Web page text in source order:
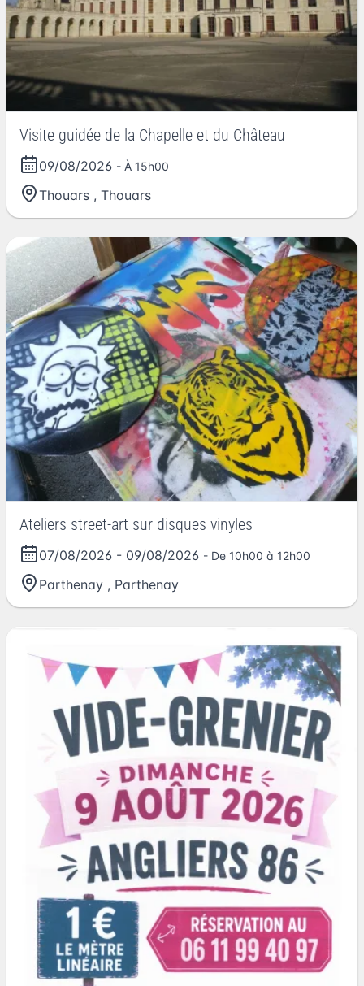
Visite guidée de la Chapelle et du Château
09/08/2026 - À 15h00
Thouars , Thouars
Ateliers street-art sur disques vinyles
07/08/2026 - 09/08/2026 - De 10h00 à 12h00
Parthenay , Parthenay